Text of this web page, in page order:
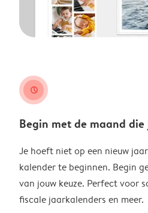
clock
Begin met de maand
Je hoeft niet op een nieuw
kalender te beginnen. Begin
van jouw keuze. Perfect voor
fiscale jaarkalenders en meer.